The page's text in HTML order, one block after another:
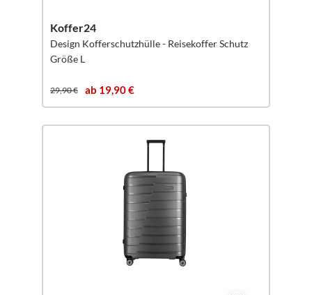
Koffer24
Design Kofferschutzhülle - Reisekoffer Schutz
Größe L
29,90 € ab 19,90 €